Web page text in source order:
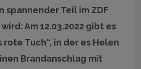
spannender Teil im ZDF
Am 12.03.2022 gibt es
rote Tuch“, in der es Helen
Brandanschlag mit